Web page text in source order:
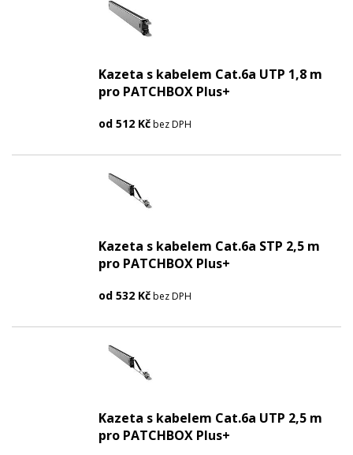
Kazeta s kabelem Cat.6a UTP 1,8 m
pro PATCHBOX Plus+
od 512 Kčbez DPH
Kazeta s kabelem Cat.6a STP 2,5 m
pro PATCHBOX Plus+
od 532 Kčbez DPH
Kazeta s kabelem Cat.6a UTP 2,5 m
pro PATCHBOX Plus+